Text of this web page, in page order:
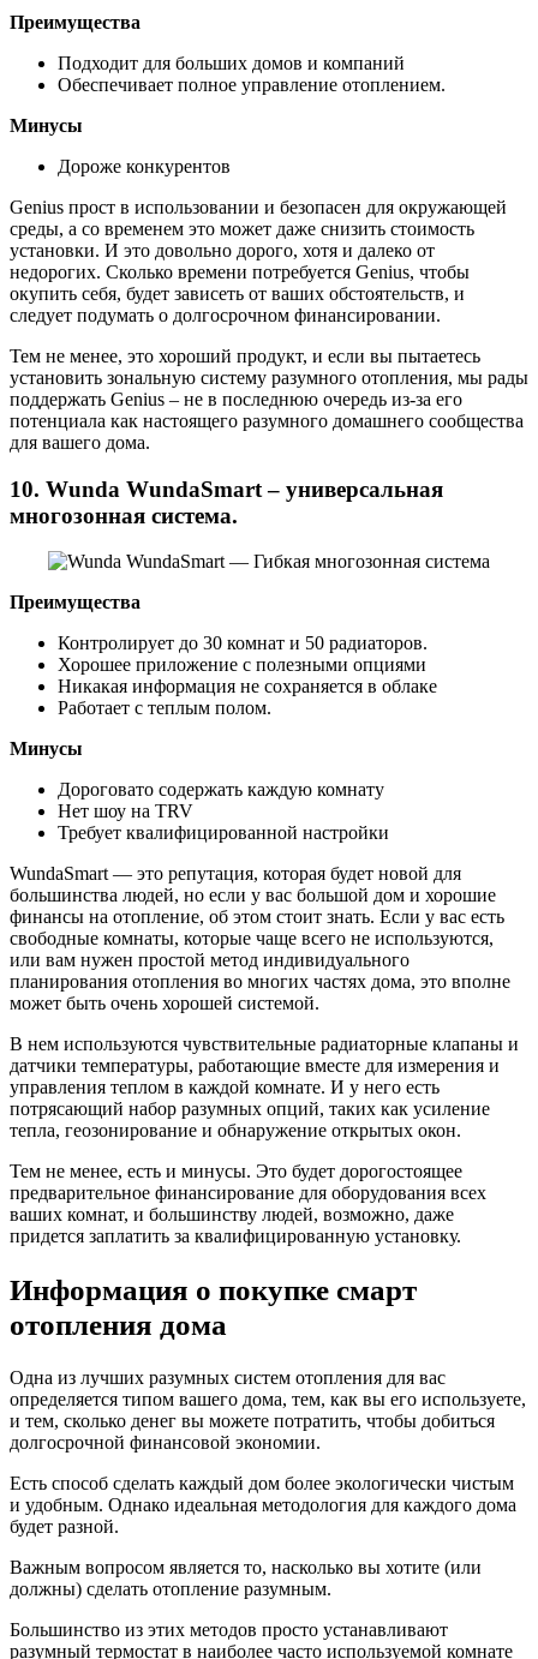
Преимущества
Подходит для больших домов и компаний
Обеспечивает полное управление отоплением.
Минусы
Дороже конкурентов
Genius прост в использовании и безопасен для окружающей
среды, а со временем это может даже снизить стоимость
установки. И это довольно дорого, хотя и далеко от
недорогих. Сколько времени потребуется Genius, чтобы
окупить себя, будет зависеть от ваших обстоятельств, и
следует подумать о долгосрочном финансировании.
Тем не менее, это хороший продукт, и если вы пытаетесь
установить зональную систему разумного отопления, мы рады
поддержать Genius – не в последнюю очередь из-за его
потенциала как настоящего разумного домашнего сообщества
для вашего дома.
10. Wunda WundaSmart – универсальная
многозонная система.
Преимущества
Контролирует до 30 комнат и 50 радиаторов.
Хорошее приложение с полезными опциями
Никакая информация не сохраняется в облаке
Работает с теплым полом.
Минусы
Дороговато содержать каждую комнату
Нет шоу на TRV
Требует квалифицированной настройки
WundaSmart — это репутация, которая будет новой для
большинства людей, но если у вас большой дом и хорошие
финансы на отопление, об этом стоит знать. Если у вас есть
свободные комнаты, которые чаще всего не используются,
или вам нужен простой метод индивидуального
планирования отопления во многих частях дома, это вполне
может быть очень хорошей системой.
В нем используются чувствительные радиаторные клапаны и
датчики температуры, работающие вместе для измерения и
управления теплом в каждой комнате. И у него есть
потрясающий набор разумных опций, таких как усиление
тепла, геозонирование и обнаружение открытых окон.
Тем не менее, есть и минусы. Это будет дорогостоящее
предварительное финансирование для оборудования всех
ваших комнат, и большинству людей, возможно, даже
придется заплатить за квалифицированную установку.
Информация о покупке смарт
отопления дома
Одна из лучших разумных систем отопления для вас
определяется типом вашего дома, тем, как вы его используете,
и тем, сколько денег вы можете потратить, чтобы добиться
долгосрочной финансовой экономии.
Есть способ сделать каждый дом более экологически чистым
и удобным. Однако идеальная методология для каждого дома
будет разной.
Важным вопросом является то, насколько вы хотите (или
должны) сделать отопление разумным.
Большинство из этих методов просто устанавливают
разумный термостат в наиболее часто используемой комнате